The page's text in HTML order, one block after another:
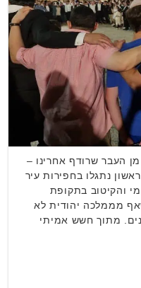
העבר שרודף אחרינו –
נתגלו בחפירות עיר
והקיטוב בתקופת
מממלכה יהודית לא
למספר הגורלי של 75 שנים. מתוך חשש אמיתי